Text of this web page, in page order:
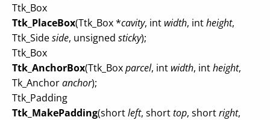
Ttk_Box
Ttk_PlaceBox(Ttk_Box *cavity, int width, intheight,
Ttk_Sideside, unsigned sticky);
Ttk_Box
Ttk_AnchorBox(Ttk_Boxparcel, int width, intheight,
Tk_Anchoranchor);
Ttk_Padding
Ttk_MakePadding(shortleft, shorttop, shortright,